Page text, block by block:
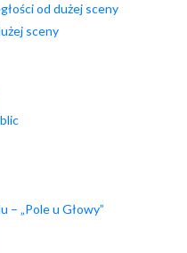
od dużej sceny
sceny
– „Pole u Głowy”